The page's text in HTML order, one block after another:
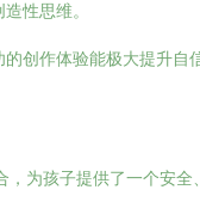
性思维。
创作体验能极大提升自
为孩子提供了一个安